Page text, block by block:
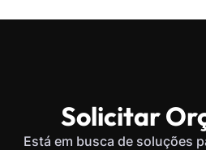
Solicitar
Está em busca de soluções